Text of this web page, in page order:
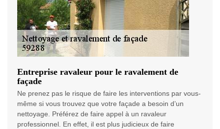
Entreprise ravaleur pour le ravalement de
façade
Ne prenez pas le risque de faire les interventions par vous-
même si vous trouvez que votre façade a besoin d’un
nettoyage. Préférez de faire appel à un ravaleur
professionnel. En effet, il est plus judicieux de faire